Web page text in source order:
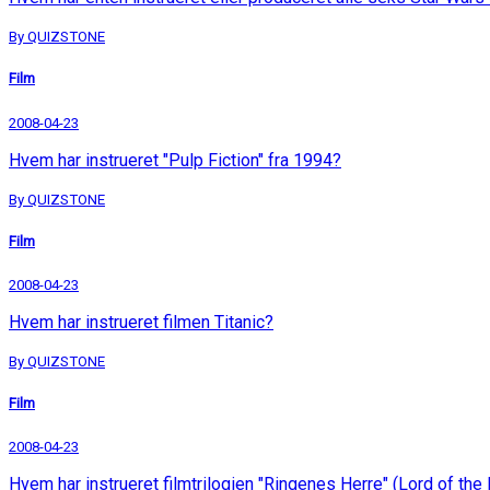
By QUIZSTONE
Film
2008-04-23
Hvem har instrueret "Pulp Fiction" fra 1994?
By QUIZSTONE
Film
2008-04-23
Hvem har instrueret filmen Titanic?
By QUIZSTONE
Film
2008-04-23
Hvem har instrueret filmtrilogien "Ringenes Herre" (Lord of the